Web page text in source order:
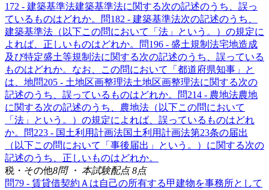
172 - 建築基準法建築基準法に関する次の記述のうち、誤っ
ているものはどれか。
問182 - 建築基準法次の記述のうち、
建築基準法（以下この問において「法」という。）の規定に
よれば、正しいものはどれか。
問196 - 盛土規制法宅地造成
及び特定盛土等規制法に関する次の記述のうち、誤っている
ものはどれか。なお、この問において「都道府県知事」と
は、地問205 - 土地区画整理法土地区画整理法に関する次の
記述のうち、誤っているものはどれか。
問214 - 農地法農地
に関する次の記述のうち、農地法（以下この問において
「法」という。）の規定によれば、誤っているものはどれ
か。
問223 - 国土利用計画法国土利用計画法第23条の届出
（以下この問において「事後届出」という。）に関する次の
記述のうち、正しいものはどれか。
税・その他8問 ・ 本試験配点8点
問79 - 賃貸借契約 Ａは自己の所有する甲建物を事務所として